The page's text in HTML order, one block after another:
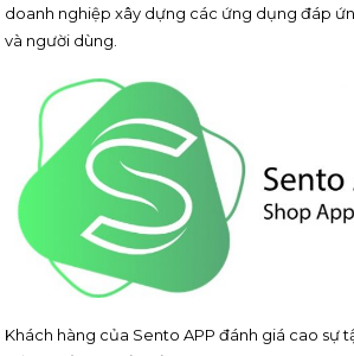
doanh nghiệp xây dựng các ứng dụng đáp
và người dùng.
Khách hàng của Sento APP đánh giá cao sự